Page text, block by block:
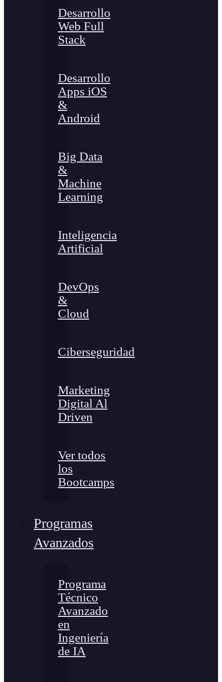
Desarrollo
Web Full
Stack
Desarrollo
Apps iOS
&
Android
Big Data
&
Machine
Learning
Inteligencia
Artificial
DevOps
&
Cloud
Ciberseguridad
Marketing
Digital Al
Driven
Ver todos
los
Bootcamps
Programas
Avanzados
Programa
Técnico
Avanzado
en
Ingeniería
de IA